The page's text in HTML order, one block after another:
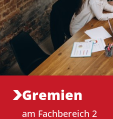
Gremien
am Fachbereich 2